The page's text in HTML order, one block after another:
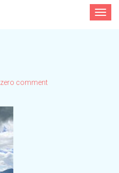
Toggle
zero comment